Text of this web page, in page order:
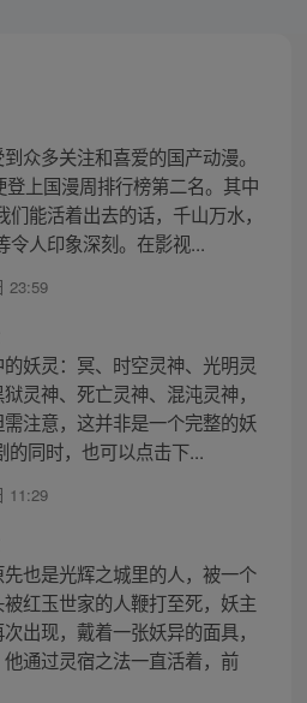
众多关注和喜爱的国产动漫。
上国漫周排行榜第二名。其中
能活着出去的话，千山万水，
令人印象深刻。在影视...
23:59
妖灵：冥、时空灵神、光明灵
灵神、死亡灵神、混沌灵神，
注意，这并非是一个完整的妖
的同时，也可以点击下...
11:29
也是光辉之城里的人，被一个
红玉世家的人鞭打至死，妖主
出现，戴着一张妖异的面具，
通过灵宿之法一直活着，前